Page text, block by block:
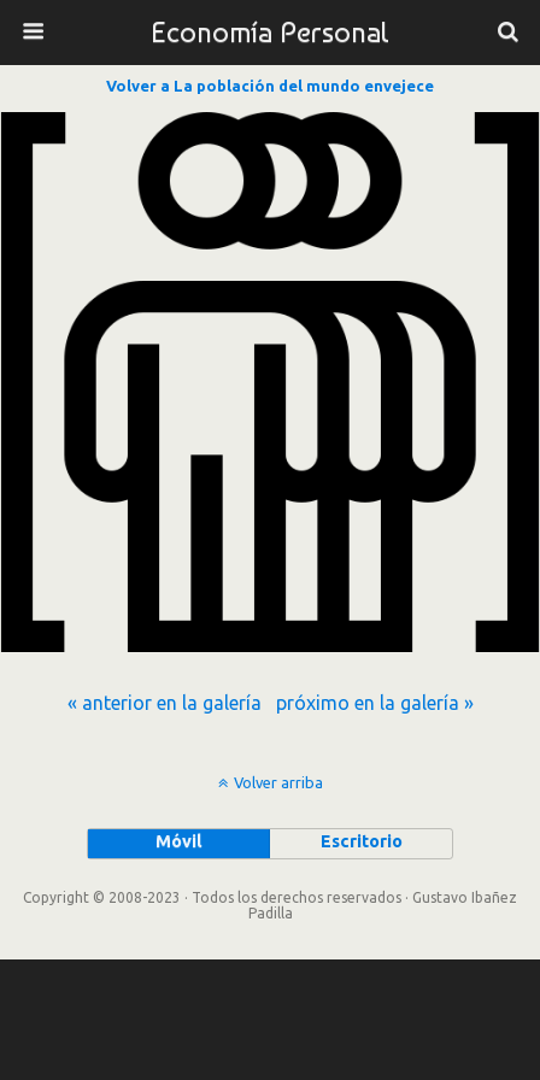
Economía Personal
Volver a La población del mundo envejece
« anterior en la galería próximo en la galería »
Volver arriba
Móvil Escritorio
Copyright © 2008-2023 · Todos los derechos reservados · Gustavo Ibañez
Padilla